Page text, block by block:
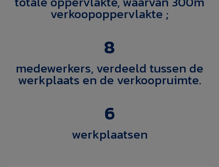
verkoopoppervlakte ;
8
medewerkers, verdeeld tussen de
werkplaats en de verkoopruimte.
6
werkplaatsen